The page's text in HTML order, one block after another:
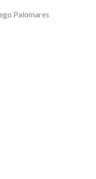
Palomares